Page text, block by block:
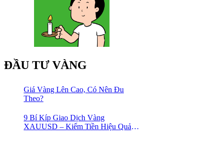
ĐẦU TƯ VÀNG
Giá Vàng Lên Cao, Có Nên Đu
Theo?
9 Bí Kíp Giao Dịch Vàng
XAUUSD – Kiếm Tiền Hiệu Quả